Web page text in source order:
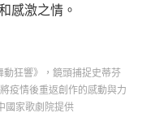
感激之情。
動狂響》，鏡頭捕捉史蒂芬
疫情後重返創作的感動與力
國家歌劇院提供